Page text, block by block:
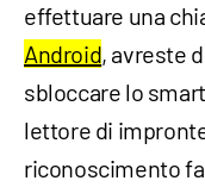
effettuare una
Android, avreste
sbloccare lo
lettore di
riconoscimento